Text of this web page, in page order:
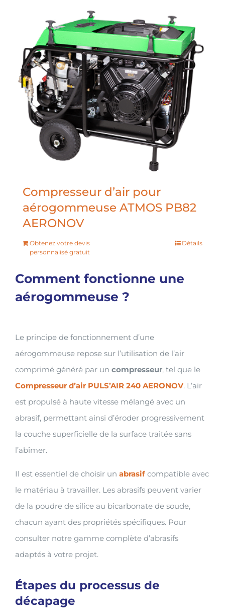
Compresseur d’air pour
aérogommeuse ATMOS PB82
AERONOV
Obtenez votre devis
personnalisé gratuit
Détails
Comment fonctionne une
aérogommeuse ?
Le principe de fonctionnement d’une
aérogommeuse repose sur l’utilisation de l’air
comprimé généré par un compresseur, tel que le
Compresseur d’air PULS’AIR 240 AERONOV. L’air
est propulsé à haute vitesse mélangé avec un
abrasif, permettant ainsi d’éroder progressivement
la couche superficielle de la surface traitée sans
l’abîmer.
Il est essentiel de choisir un abrasif compatible avec
le matériau à travailler. Les abrasifs peuvent varier
de la poudre de silice au bicarbonate de soude,
chacun ayant des propriétés spécifiques. Pour
consulter notre gamme complète d’abrasifs
adaptés à votre projet.
Étapes du processus de
décapage